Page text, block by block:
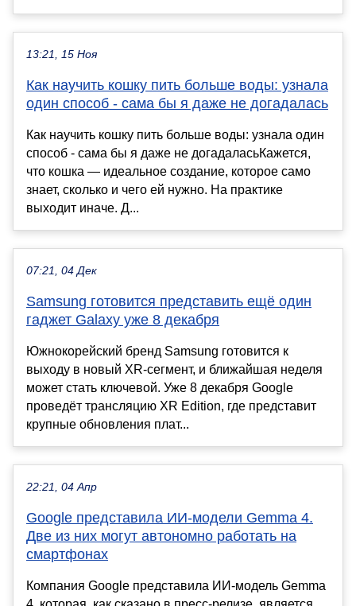
13:21, 15 Ноя
Как научить кошку пить больше воды: узнала
один способ - сама бы я даже не догадалась
Как научить кошку пить больше воды: узнала один
способ - сама бы я даже не догадаласьКажется,
что кошка — идеальное создание, которое само
знает, сколько и чего ей нужно. На практике
выходит иначе. Д...
07:21, 04 Дек
Samsung готовится представить ещё один
гаджет Galaxy уже 8 декабря
Южнокорейский бренд Samsung готовится к
выходу в новый XR-сегмент, и ближайшая неделя
может стать ключевой. Уже 8 декабря Google
проведёт трансляцию XR Edition, где представит
крупные обновления плат...
22:21, 04 Апр
Google представила ИИ-модели Gemma 4.
Две из них могут автономно работать на
смартфонах
Компания Google представила ИИ-модель Gemma